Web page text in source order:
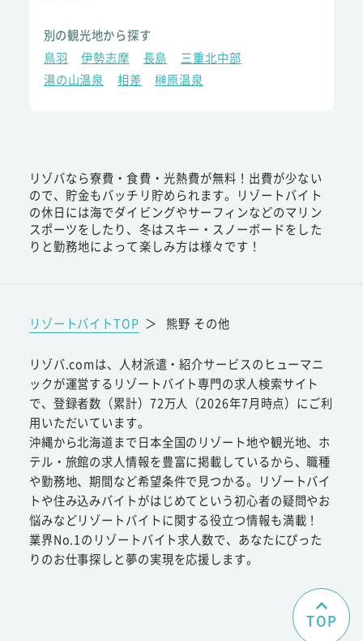
別の観光地から探す
鳥羽
伊勢志摩 長島
三重北中部
湯の山温泉
相差 榊原温泉
リゾバなら寮費・食費・光熱費が無料！出費が少ない
ので、貯金もバッチリ貯められます。リゾートバイト
の休日には海でダイビングやサーフィンなどのマリン
スポーツをしたり、冬はスキー・スノーボードをした
りと勤務地によって楽しみ方は様々です！
リゾートバイトTOP ＞ 熊野 その他
リゾバ.comは、人材派遣・紹介サービスのヒューマニ
ックが運営するリゾートバイト専門の求人検索サイト
で、登録者数（累計）72万人（2026年7月時点）にご利
用いただいています。
沖縄から北海道まで日本全国のリゾート地や観光地、ホ
テル・旅館の求人情報を豊富に掲載しているから、職種
や勤務地、期間など希望条件で見つかる。リゾートバイ
トや住み込みバイトがはじめてという初心者の疑問やお
悩みなどリゾートバイトに関する役立つ情報も満載！
業界No.1のリゾートバイト求人数で、あなたにぴった
りのお仕事探しと夢の実現を応援します。
TOP